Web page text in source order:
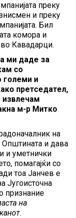
преку
и преку
Бил
комора и
Кавадарци.
ми даде за
со
големи и
претседател,
извлечам
м-р Митко
на
и дава
и уметнички
помагајќи со
тоа Јанчев е
Југоисточна
признание
на
.